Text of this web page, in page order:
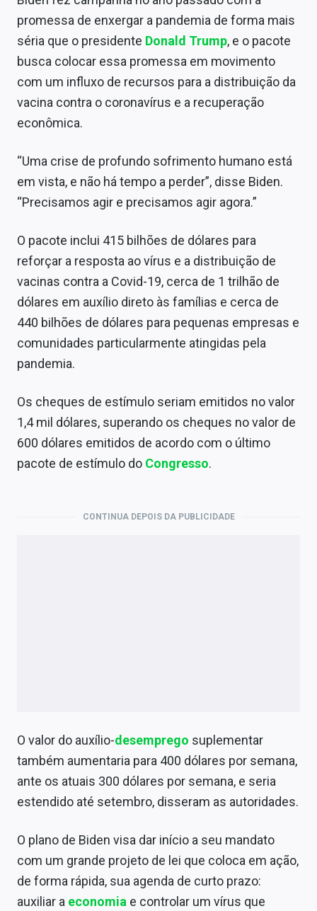
Contato
promessa de enxergar a pandemia de forma mais
séria que o presidente Donald Trump, e o pacote
busca colocar essa promessa em movimento
com um influxo de recursos para a distribuição da
vacina contra o coronavírus e a recuperação
econômica.
“Uma crise de profundo sofrimento humano está
em vista, e não há tempo a perder”, disse Biden.
“Precisamos agir e precisamos agir agora.”
O pacote inclui 415 bilhões de dólares para
reforçar a resposta ao vírus e a distribuição de
vacinas contra a Covid-19, cerca de 1 trilhão de
dólares em auxílio direto às famílias e cerca de
440 bilhões de dólares para pequenas empresas e
comunidades particularmente atingidas pela
pandemia.
Os cheques de estímulo seriam emitidos no valor
1,4 mil dólares, superando os cheques no valor de
600 dólares emitidos de acordo com o último
pacote de estímulo do Congresso.
CONTINUA DEPOIS DA PUBLICIDADE
O valor do auxílio-desemprego suplementar
também aumentaria para 400 dólares por semana,
ante os atuais 300 dólares por semana, e seria
estendido até setembro, disseram as autoridades.
O plano de Biden visa dar início a seu mandato
com um grande projeto de lei que coloca em ação,
de forma rápida, sua agenda de curto prazo:
auxiliar a economia e controlar um vírus que